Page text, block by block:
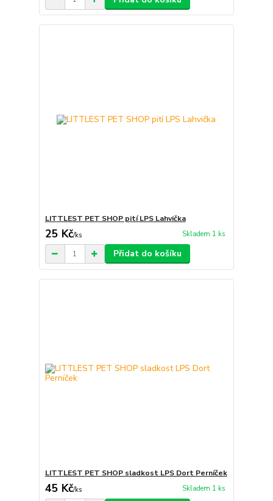
LITTLEST PET SHOP pití LPS Lahvička
25 Kč/ks Skladem 1 ks
Přidat do košíku
LITTLEST PET SHOP sladkost LPS Dort Perníček
45 Kč/ks Skladem 1 ks